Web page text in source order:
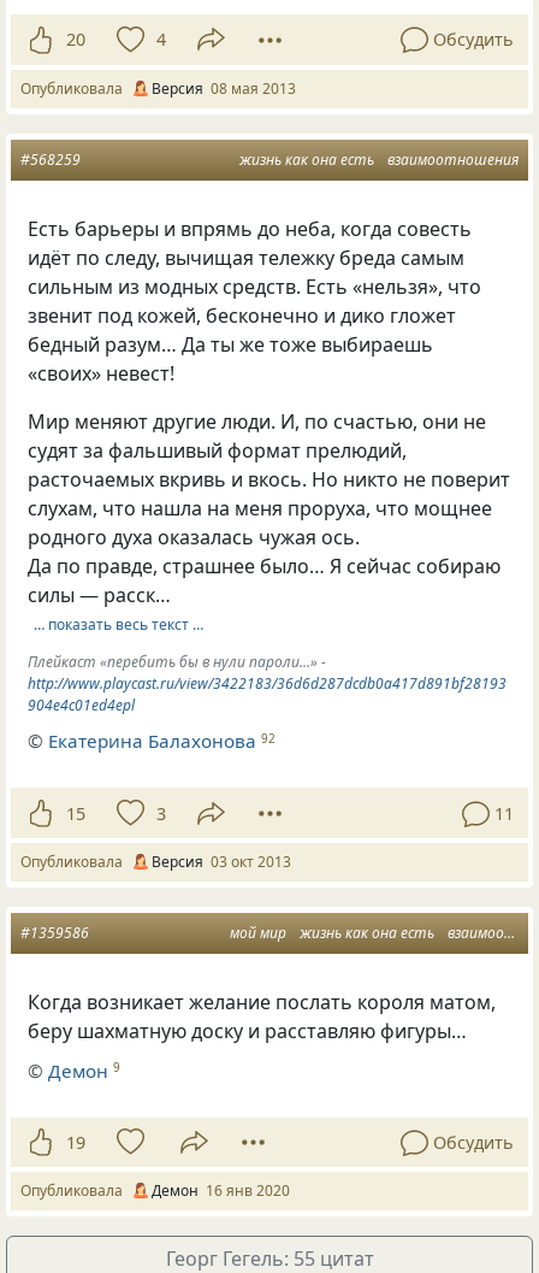
20 4 Обсудить
Опубликовала Версия 08 мая 2013
жизнь как она есть взаимоотношения
#568259
Есть барьеры и впрямь до неба, когда совесть
идёт по следу, вычищая тележку бреда самым
сильным из модных средств. Есть «нельзя», что
звенит под кожей, бесконечно и дико гложет
бедный разум… Да ты же тоже выбираешь
«своих» невест!
Мир меняют другие люди. И, по счастью, они не
судят за фальшивый формат прелюдий,
расточаемых вкривь и вкось. Но никто не поверит
слухам, что нашла на меня проруха, что мощнее
родного духа оказалась чужая ось.
Да по правде, страшнее было… Я сейчас собираю
силы — расск…
… показать весь текст …
Плейкаст «перебить бы в нули пароли...» -
http://www.playcast.ru/view/3422183/36d6d287dcdb0a417d891bf28193
904e4c01ed4epl
© Екатерина Балахонова 92
15 3 11
Опубликовала Версия 03 окт 2013
мой мир жизнь как она есть взаимоотношения
#1359586
Когда возникает желание послать короля матом,
беру шахматную доску и расставляю фигуры…
© Демон 9
19 Обсудить
Опубликовала Демон 16 янв 2020
Георг Гегель: 55 цитат